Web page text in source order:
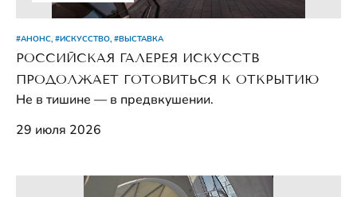
#АНОНС, #ИСКУССТВО, #ВЫСТАВКА
РОССИЙСКАЯ ГАЛЕРЕЯ ИСКУССТВ
ПРОДОЛЖАЕТ ГОТОВИТЬСЯ К ОТКРЫТИЮ
Не в тишине — в предвкушении.
29 июля 2026